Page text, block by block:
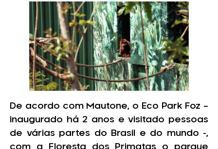
De acordo com Mautone, o Eco Park Foz –
inaugurado há 2 anos e visitado pessoas
de várias partes do Brasil e do mundo -,
com a Floresta dos Primatas o parque